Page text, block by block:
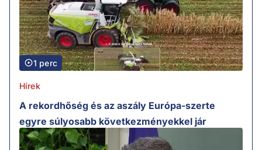
1 perc
Hírek
A rekordhőség és az aszály Európa-szerte
egyre súlyosabb következményekkel jár